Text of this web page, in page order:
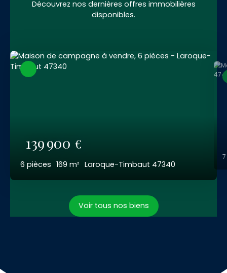
Découvrez nos dernières offres immobilières
disponibles.
139 900 €
6 pièces 169 m² Laroque-Timbaut 47340
Voir tous nos biens